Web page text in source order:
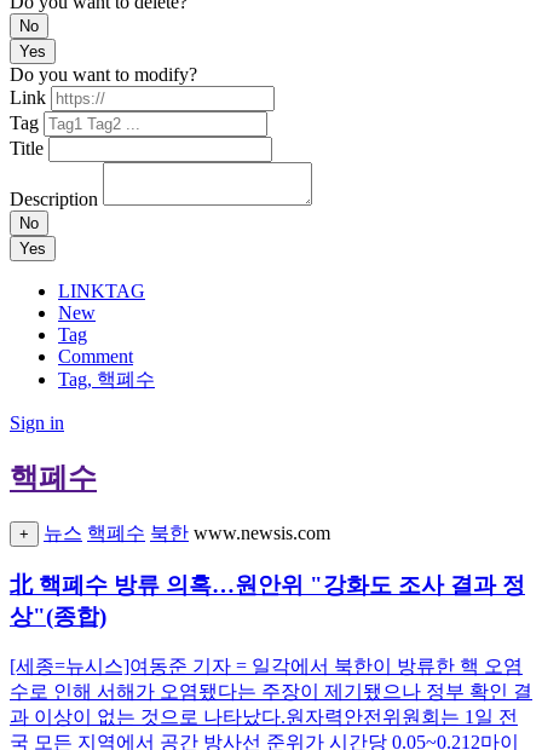
No
Yes
Do you want to modify?
Link
Tag
Title
Description
No
Yes
LINKTAG
New
Tag
Comment
Tag, 핵폐수
Sign in
핵폐수
+ 뉴스 핵폐수 북한 www.newsis.com
北 핵폐수 방류 의혹…원안위 "강화도 조사 결과 정
상"(종합)
[세종=뉴시스]여동준 기자 = 일각에서 북한이 방류한 핵 오염
수로 인해 서해가 오염됐다는 주장이 제기됐으나 정부 확인 결
과 이상이 없는 것으로 나타났다.원자력안전위원회는 1일 전
국 모든 지역에서 공간 방사선 준위가 시간당 0.05~0.212마이